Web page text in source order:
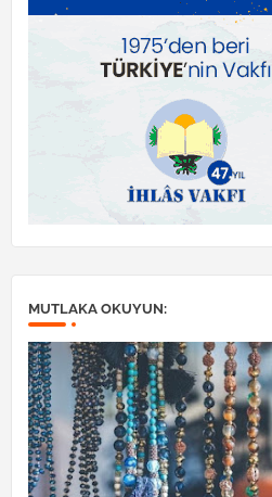
MUTLAKA OKUYUN: